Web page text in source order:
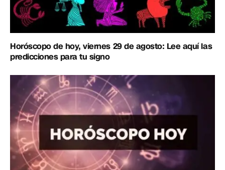
Horóscopo de hoy, viernes 29 de agosto: Lee aquí las
predicciones para tu signo